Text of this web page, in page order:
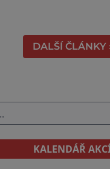
horníků.
DALŠÍ ČLÁNKY
KALENDÁŘ